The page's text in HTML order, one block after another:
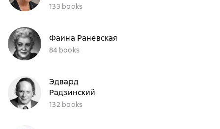
133 books
Фаина Раневская
84 books
Эдвард
Радзинский
132 books